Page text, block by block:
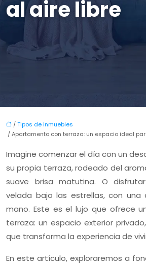
al aire libre
/Tipos de inmuebles
/ Apartamento con terraza: un espacio ideal
Imagine comenzar el día con un
su propia terraza, rodeado del
suave brisa matutina. O
velada bajo las estrellas, con
mano. Este es el lujo que ofrece
terraza: un espacio exterior
que transforma la experiencia de
En este artículo, exploraremos a